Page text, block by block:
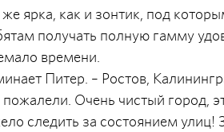
ярка, как и зонтик, под
получать полную гамму
времени.
Питер. – Ростов,
Очень чистый город,
следить за состоянием улиц!